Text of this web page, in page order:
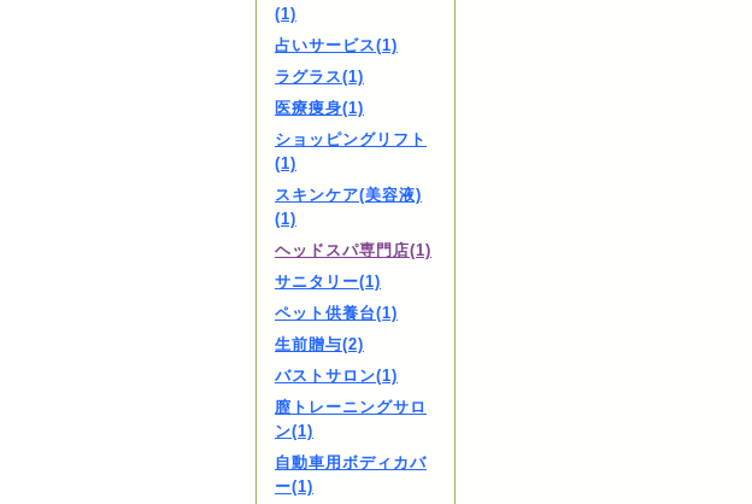
(1)
占いサービス(1)
ラグラス(1)
医療痩身(1)
ショッピングリフト
(1)
スキンケア(美容液)
(1)
ヘッドスパ専門店(1)
サニタリー(1)
ペット供養台(1)
生前贈与(2)
バストサロン(1)
膣トレーニングサロ
ン(1)
自動車用ボディカバ
ー(1)